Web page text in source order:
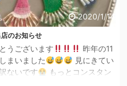
2020/1/14
店のお知らせ
うございます
昨年の11
まいました
見にきてい
ないです
もっとコンスタン